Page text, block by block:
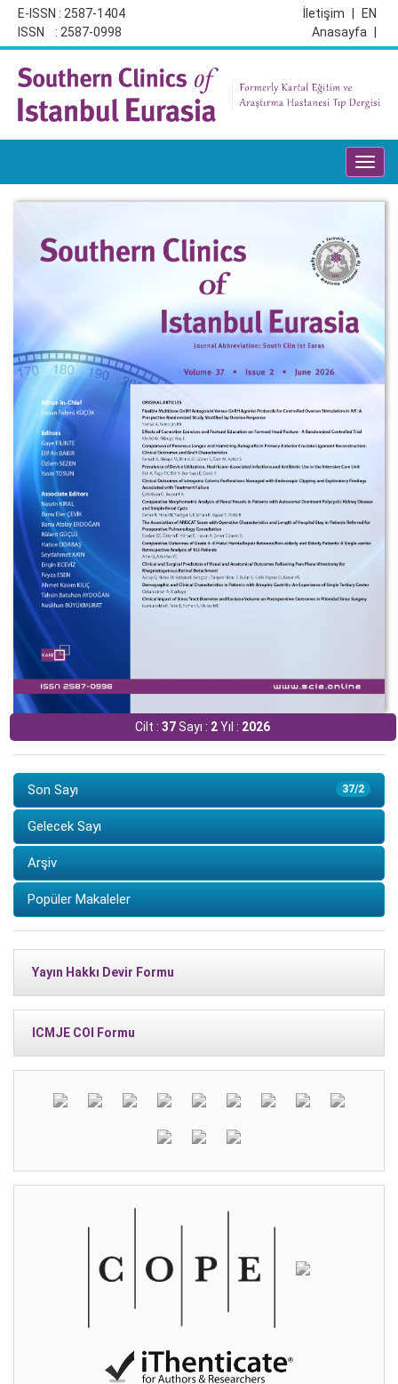
E-ISSN : 2587-1404
ISSN : 2587-0998
EN
İletişim
Anasayfa
Cilt :37Sayı : 2Yıl : 2026
37/2
Son Sayı
Gelecek Sayı
Arşiv
Popüler Makaleler
Yayın Hakkı Devir Formu
ICMJE COI Formu